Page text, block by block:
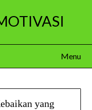
Menu
yang